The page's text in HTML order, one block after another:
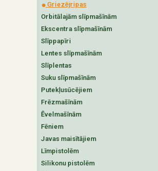
Griezējripas
Orbitālajām slīpmašīnām
Ekscentra slīpmašīnām
Slīppapīri
Lentes slīpmašīnām
Slīplentas
Suku slīpmašīnām
Putekļusūcējiem
Frēzmašīnām
Ēvelmašīnām
Fēniem
Javas maisītājiem
Līmpistolēm
Silikonu pistolēm